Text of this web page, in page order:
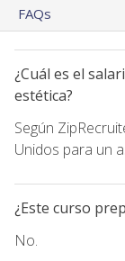
FAQs
¿Cuál es el
estética?
Según
Unidos para un
¿Este curso
No.